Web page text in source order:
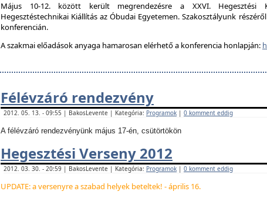
Május 10-12. között került megrendezésre a XXVI. Hegesztési
Hegesztéstechnikai Kiállítás az Óbudai Egyetemen. Szakosztályunk
konferencián.
A szakmai előadások anyaga hamarosan elérhető a konferencia honlapján:
Félévzáró rendezvény
2012. 05. 13. - 09:55 | BakosLevente | Kategória: Programok | 0 komment eddig
A félévzáró rendezvényünk május 17-én, csütörtökön
Hegesztési Verseny 2012
2012. 03. 30. - 20:59 | BakosLevente | Kategória: Programok | 0 komment eddig
UPDATE: a versenyre a szabad helyek beteltek! - április 16.